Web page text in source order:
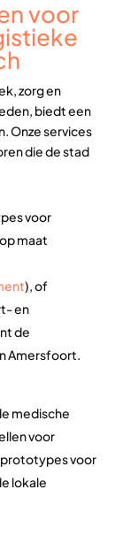
voor
zorg en
biedt een
Onze services
die de stad
voor
maat
), of
en
de
Amersfoort.
medische
voor
voor
lokale